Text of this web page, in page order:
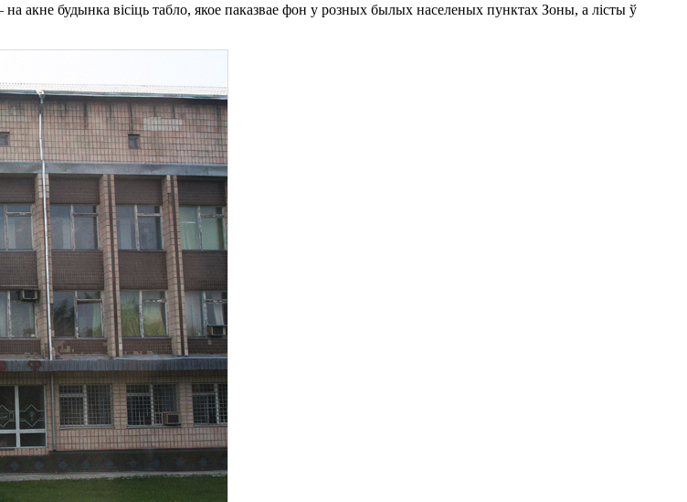
акне будынка вісіць табло, якое паказвае фон у розных былых населеных пунктах Зоны, а лісты ў